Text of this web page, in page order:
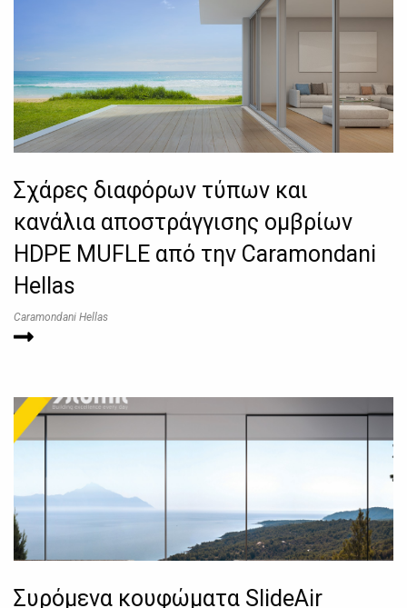
Σχάρες διαφόρων τύπων και
κανάλια αποστράγγισης ομβρίων
HDPE MUFLE από την Caramondani
Hellas
Caramondani Hellas
Συρόμενα κουφώματα SlideAir